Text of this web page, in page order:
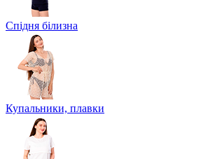
Спідня білизна
Купальники, плавки